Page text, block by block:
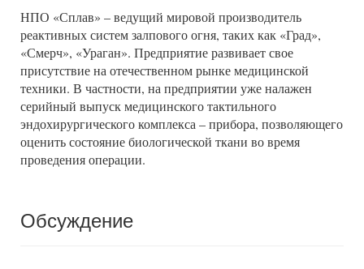
НПО «Сплав» – ведущий мировой производитель
реактивных систем залпового огня, таких как «Град»,
«Смерч», «Ураган». Предприятие развивает свое
присутствие на отечественном рынке медицинской
техники. В частности, на предприятии уже налажен
серийный выпуск медицинского тактильного
эндохирургического комплекса – прибора, позволяющего
оценить состояние биологической ткани во время
проведения операции.
Обсуждение